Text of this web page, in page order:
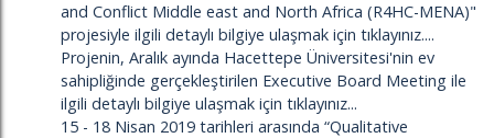
and Conflict Middle east and North Africa (R4HC-MENA)"
projesiyle ilgili detaylı bilgiye ulaşmak için tıklayınız....
Projenin, Aralık ayında Hacettepe Üniversitesi'nin ev
sahipliğinde gerçekleştirilen Executive Board Meeting ile
ilgili detaylı bilgiye ulaşmak için tıklayınız...
15 - 18 Nisan 2019 tarihleri arasında “Qualitative